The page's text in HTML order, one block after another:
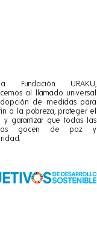
Fundación URAKU,
al llamado universal
de medidas para
a la pobreza, proteger el
y garantizar que todas las
gocen de paz y